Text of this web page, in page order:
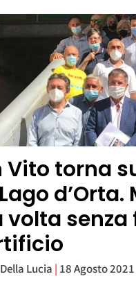
Vito torna
volta senza
Lucia 18 Agosto 2021